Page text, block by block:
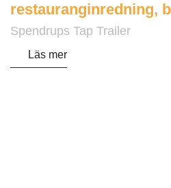
Spendrups Tap Trailer
restauranginredning,
Läs mer